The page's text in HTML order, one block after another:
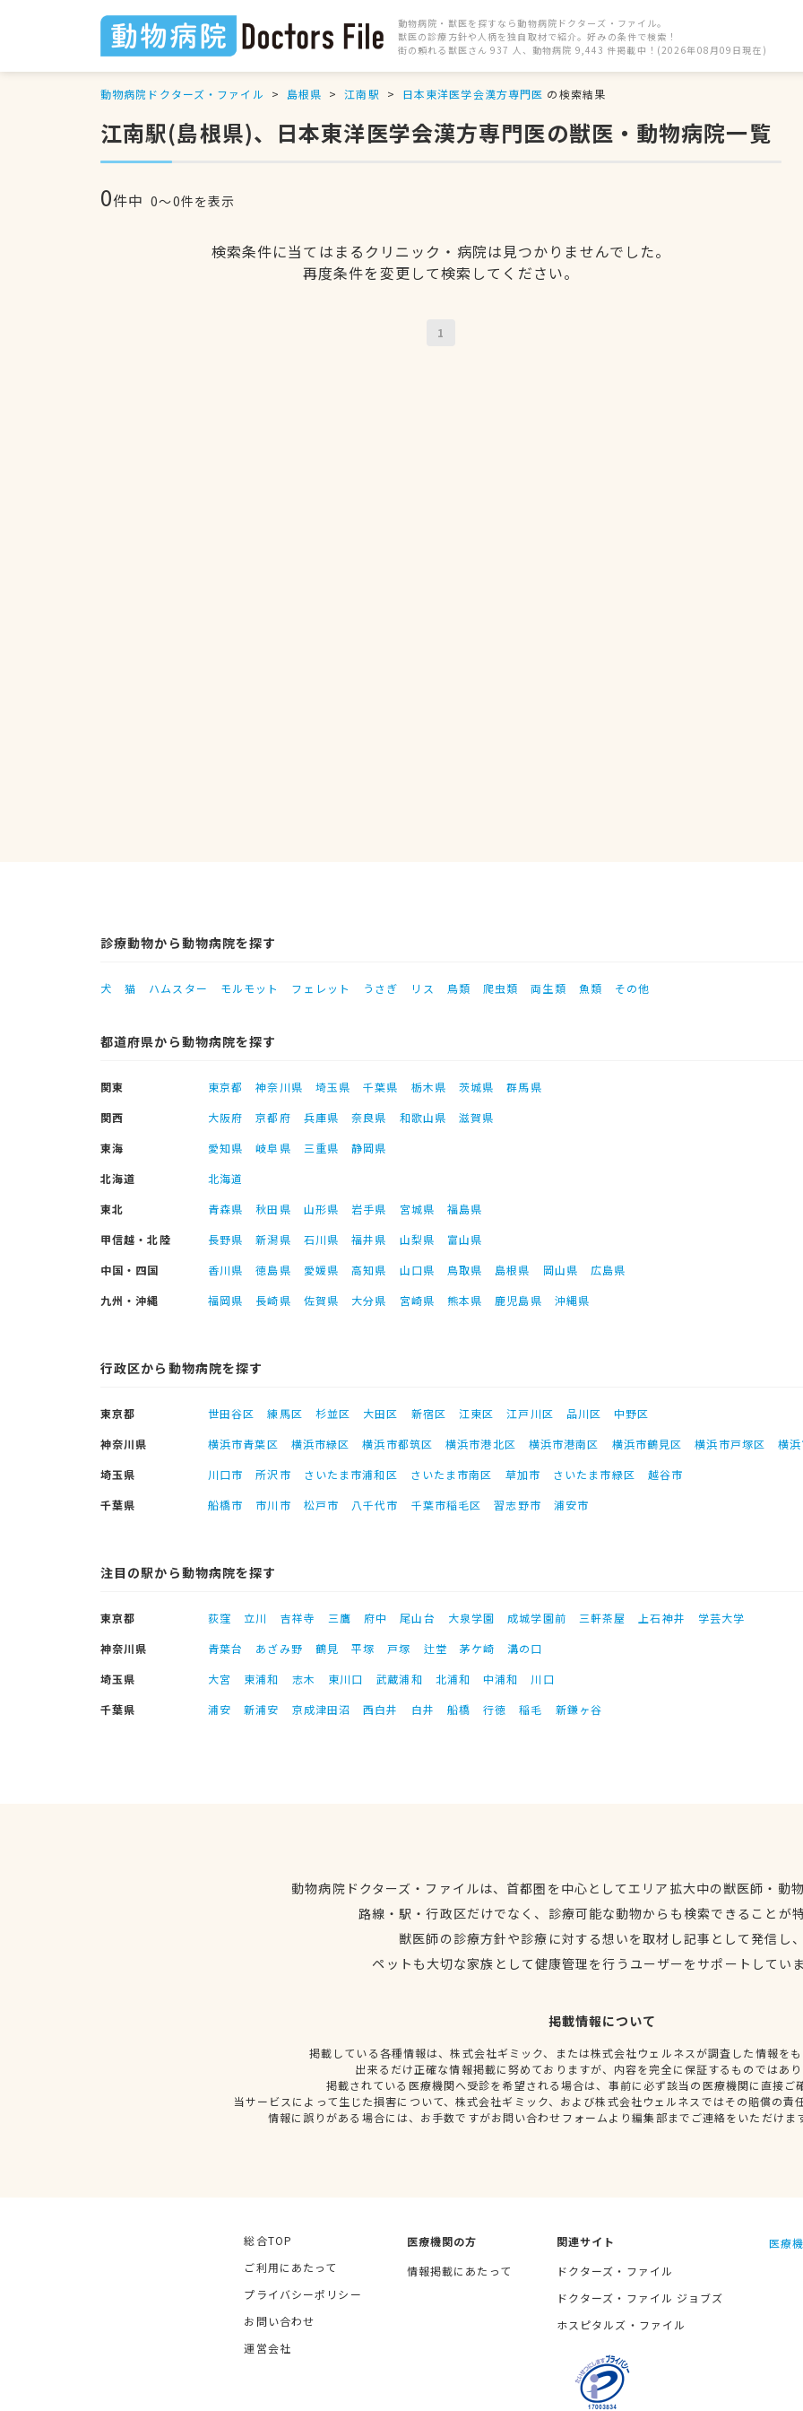
動物病院・獣医を探すなら動物病院ドクターズ・ファイル。
獣医の診療方針や人柄を独自取材で紹介。好みの条件で検索！
街の頼れる獣医さん 937 人、動物病院 9,443 件掲載中！(2026年08月09日現在)
動物病院ドクターズ・ファイル 島根県 江南駅 日本東洋医学会漢方専門医 の検索結果
江南駅(島根県)、日本東洋医学会漢方専門医の獣医・動物病院一覧
0件中 0〜0件を表示
検索条件に当てはまるクリニック・病院は見つかりませんでした。
再度条件を変更して検索してください。
1
診療動物から動物病院を探す
犬 猫 ハムスター モルモット フェレット うさぎ リス 鳥類 爬虫類 両生類 魚類 その他
都道府県から動物病院を探す
関東 東京都 神奈川県 埼玉県 千葉県 栃木県 茨城県
群馬県
関西
大阪府 京都府 兵庫県 奈良県 和歌山県
滋賀県
東海
愛知県 岐阜県 三重県
静岡県
北海道
北海道
東北
青森県 秋田県 山形県 岩手県 宮城県
福島県
甲信越・北陸
長野県 新潟県 石川県 福井県 山梨県
富山県
中国・四国
香川県 徳島県 愛媛県 高知県 山口県 鳥取県 島根県 岡山県
広島県
九州・沖縄
福岡県 長崎県 佐賀県 大分県 宮崎県 熊本県 鹿児島県 沖縄県
行政区から動物病院を探す
東京都 世田谷区 練馬区 杉並区 大田区 新宿区 江東区 江戸川区 品川区
中野区
神奈川県
横浜市青葉区 横浜市緑区 横浜市都筑区 横浜市港北区 横浜市港南区 横浜市鶴見区 横浜市戸塚区
横
埼玉県
川口市 所沢市 さいたま市浦和区 さいたま市南区 草加市 さいたま市緑区
越谷市
千葉県
船橋市 市川市 松戸市 八千代市 千葉市稲毛区 習志野市 浦安市
注目の駅から動物病院を探す
東京都 荻窪 立川 吉祥寺 三鷹 府中 尾山台 大泉学園 成城学園前 三軒茶屋 上石神井
学芸大学
神奈川県
青葉台 あざみ野 鶴見 平塚 戸塚 辻堂 茅ケ崎
溝の口
埼玉県
大宮 東浦和 志木 東川口 武蔵浦和 北浦和 中浦和
川口
千葉県
浦安 新浦安 京成津田沼 西白井 白井 船橋 行徳 稲毛 新鎌ヶ谷
動物病院ドクターズ・ファイルは、首都圏を中心としてエリア拡大中の獣医師・動
路線・駅・行政区だけでなく、診療可能な動物からも検索できることが
獣医師の診療方針や診療に対する想いを取材し記事として発信し
ペットも大切な家族として健康管理を行うユーザーをサポートしてい
掲載情報について
掲載している各種情報は、株式会社ギミック、または株式会社ウェルネスが調査した情報を
出来るだけ正確な情報掲載に努めておりますが、内容を完全に保証するものではあ
掲載されている医療機関へ受診を希望される場合は、事前に必ず該当の医療機関に直接ご
当サービスによって生じた損害について、株式会社ギミック、および株式会社ウェルネスではその賠償の責
情報に誤りがある場合には、お手数ですがお問い合わせフォームより編集部までご連絡をいただけま
総合TOP
ご利用にあたって
プライバシーポリシー
お問い合わせ
運営会社
医療機関の方
情報掲載にあたって
関連サイト
ドクターズ・ファイル
ドクターズ・ファイル ジョブズ
ホスピタルズ・ファイル
医療